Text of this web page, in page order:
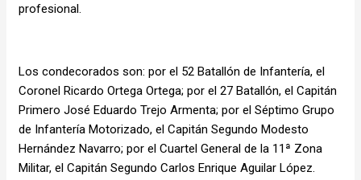
profesional.
Los condecorados son: por el 52 Batallón de Infantería, el
Coronel Ricardo Ortega Ortega; por el 27 Batallón, el Capitán
Primero José Eduardo Trejo Armenta; por el Séptimo Grupo
de Infantería Motorizado, el Capitán Segundo Modesto
Hernández Navarro; por el Cuartel General de la 11ª Zona
Militar, el Capitán Segundo Carlos Enrique Aguilar López.